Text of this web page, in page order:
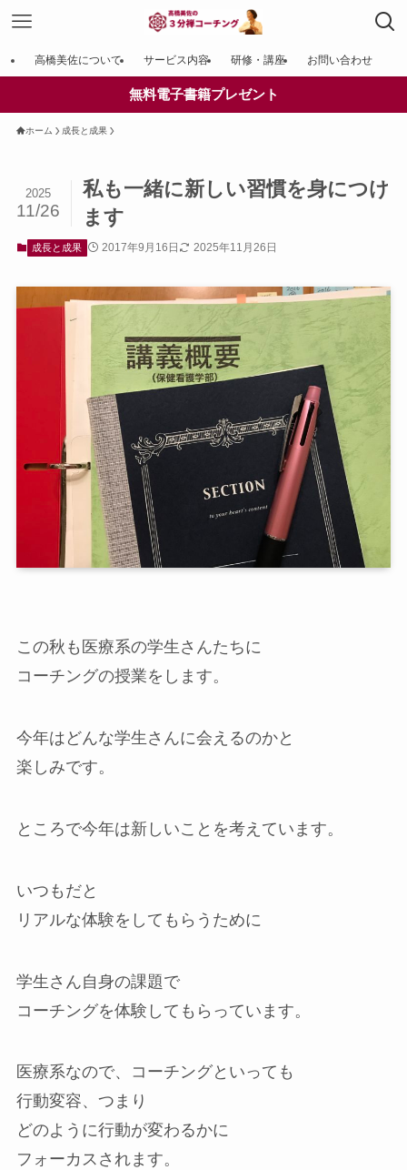
高橋美佐について サービス内容 研修・講座 お問い合わせ
無料電子書籍プレゼント
ホーム 成長と成果
私も一緒に新しい習慣を身につけ
ます
2025
11/26
成長と成果 2017年9月16日 2025年11月26日
この秋も医療系の学生さんたちに
コーチングの授業をします。
今年はどんな学生さんに会えるのかと
楽しみです。
ところで今年は新しいことを考えています。
いつもだと
リアルな体験をしてもらうために
学生さん自身の課題で
コーチングを体験してもらっています。
医療系なので、コーチングといっても
行動変容、つまり
どのように行動が変わるかに
フォーカスされます。